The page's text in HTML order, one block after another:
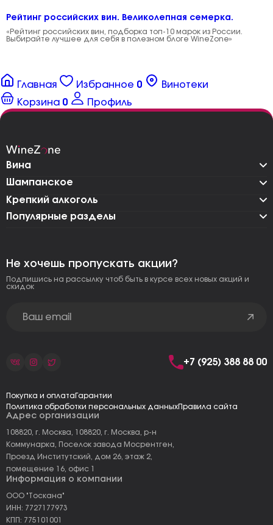
Рейтинг российских вин. Великолепная семерка.
«Рейтинг российских вин, подборка топ-10 марок из России.
Выбирайте лучшее для себя в полезном блоге WineZone»
Главная Избранное 0
Винотеки
Корзина 0 Профиль
Вина
Шампанское
Крепкий алкоголь
Популярные разделы
Адрес организации
108820, г. Москва, 108820, г. Москва, р-н
Коммунарка, Поселок завода Мосрентген,
Проезд Институтский, дом 26, этаж 2,
помещение 16, офис 1
Информация о компании
ООО "Тоскана"
ИНН: 7727177973
КПП: 775101001
Не хочешь пропускать акции?
Подпишись на рассылку чтоб быть в курсе всех новых акций и
скидок
+7 (925) 388 88 00
Покупка и оплата Гарантии
Политика обработки персональных данныхПравила сайта